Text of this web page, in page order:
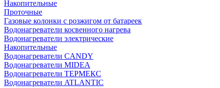
Накопительные
Проточные
Газовые колонки с розжигом от батареек
Водонагреватели косвенного нагрева
Водонагреватели электрические
Накопительные
Водонагреватели CANDY
Водонагреватели MIDEA
Водонагреватели ТЕРМЕКС
Водонагреватели ATLANTIC